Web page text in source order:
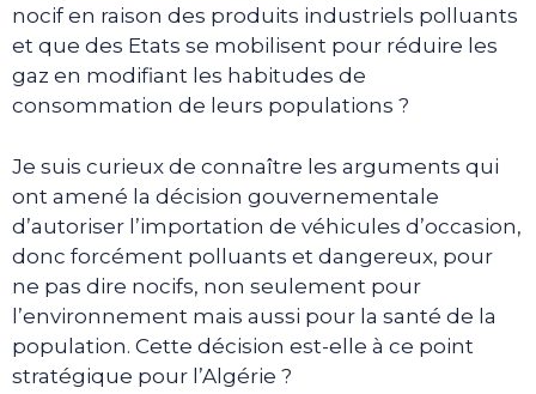
nocif en raison des produits industriels polluants
et que des Etats se mobilisent pour réduire les
gaz en modifiant les habitudes de
consommation de leurs populations ?
Je suis curieux de connaître les arguments qui
ont amené la décision gouvernementale
d’autoriser l’importation de véhicules d’occasion,
donc forcément polluants et dangereux, pour
ne pas dire nocifs, non seulement pour
l’environnement mais aussi pour la santé de la
population. Cette décision est-elle à ce point
stratégique pour l’Algérie ?